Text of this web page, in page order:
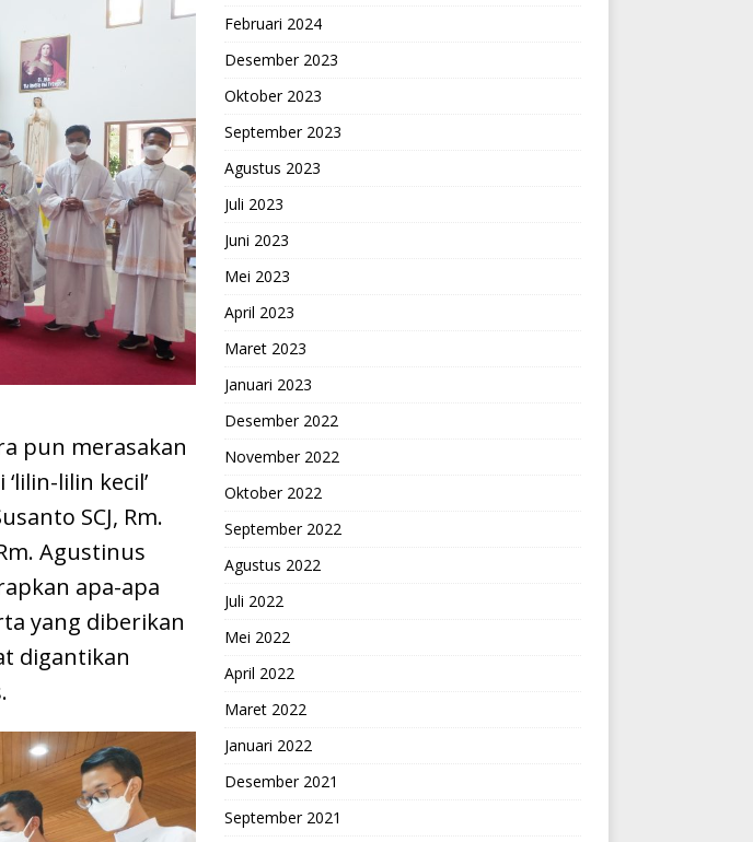
pun merasakan
lilin kecil’
SCJ, Rm.
Agustinus
apa-apa
yang diberikan
digantikan
Februari 2024
Desember 2023
Oktober 2023
September 2023
Agustus 2023
Juli 2023
Juni 2023
Mei 2023
April 2023
Maret 2023
Januari 2023
Desember 2022
November 2022
Oktober 2022
September 2022
Agustus 2022
Juli 2022
Mei 2022
April 2022
Maret 2022
Januari 2022
Desember 2021
September 2021